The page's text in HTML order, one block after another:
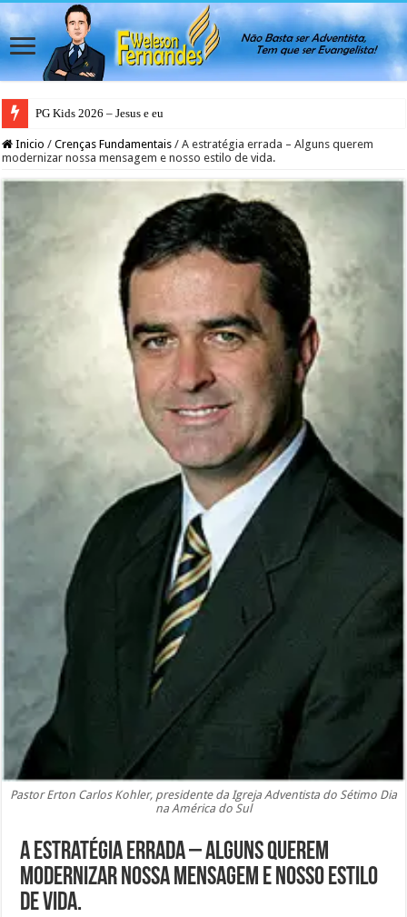
PG Kids 2026 – Jesus e eu
Inicio / Crenças Fundamentais / A estratégia errada – Alguns querem
modernizar nossa mensagem e nosso estilo de vida.
Pastor Erton Carlos Kohler, presidente da Igreja Adventista do Sétimo Dia
na América do Sul
A estratégia errada – Alguns querem
modernizar nossa mensagem e nosso estilo
de vida.